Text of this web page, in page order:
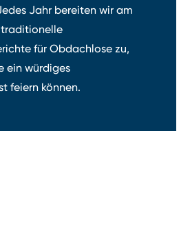
Jahr bereiten wir am
traditionelle
für Obdachlose zu,
ein würdiges
feiern können.